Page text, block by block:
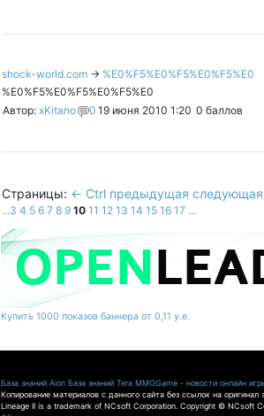
shock-world.com → %E0%F5%E0%F5%E0%F5%E0
%E0%F5%E0%F5%E0%F5%E0
Автор: xKitano 0 19 июня 2010 1:20 0 баллов
Страницы: ← Ctrl предыдущая
...3 4 5 6 7 8 9 10 11 12 13 14 15 16 17 ...
Купить 1000 показов баннера от 0,11 у.е.
База знаний Aion База знаний Tera MMOGame - новости онлайн
Копирование материалов с данного сайта без ссылок на оригинал
Lineage II is a trademark of NCsoft Corporation. Copyright © NCsoft